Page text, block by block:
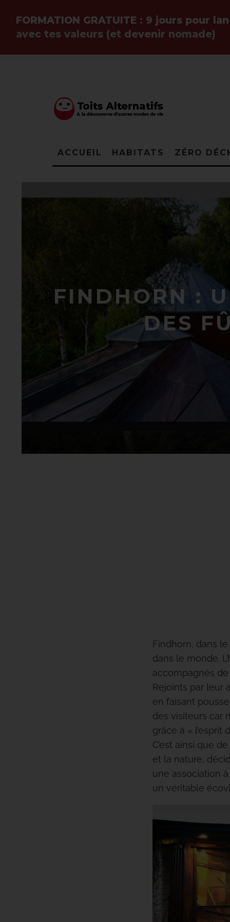
ACCUEIL HABITATS ZÉRO
FINDHORN :
DES
Findhorn, dans
dans le monde.
accompagnés
Rejoints par leur
en faisant
des visiteurs car
grâce à «
C’est ainsi que
et la nature,
une association
un véritable
FORMATION GRATUITE : 9 jours pour
avec tes valeurs (et devenir nomade)